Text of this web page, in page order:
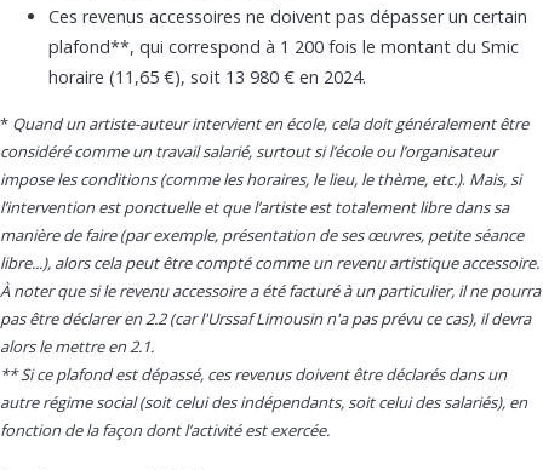
Ces revenus accessoires ne doivent pas dépasser un certain
plafond**, qui correspond à 1 200 fois le montant du Smic
horaire (11,65 €), soit 13 980 € en 2024.
* Quand un artiste-auteur intervient en école, cela doit généralement être
considéré comme un travail salarié, surtout si l’école ou l’organisateur
impose les conditions (comme les horaires, le lieu, le thème, etc.). Mais, si
l’intervention est ponctuelle et que l’artiste est totalement libre dans sa
manière de faire (par exemple, présentation de ses œuvres, petite séance
libre...), alors cela peut être compté comme un revenu artistique accessoire.
À noter que si le revenu accessoire a été facturé à un particulier, il ne pourra
pas être déclarer en 2.2 (car l'Urssaf Limousin n'a pas prévu ce cas), il devra
alors le mettre en 2.1.
** Si ce plafond est dépassé, ces revenus doivent être déclarés dans un
autre régime social (soit celui des indépendants, soit celui des salariés), en
fonction de la façon dont l’activité est exercée.